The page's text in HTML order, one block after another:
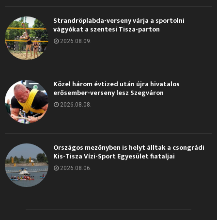
Strandröplabda-verseny várja a sportolni
vágyókat a szentesi Tisza-parton
2026.08.09.
Közel három évtized után újra hivatalos
erősember-verseny lesz Szegváron
2026.08.08.
Országos mezőnyben is helyt álltak a csongrádi
Kis-Tisza Vízi-Sport Egyesület fiataljai
2026.08.06.